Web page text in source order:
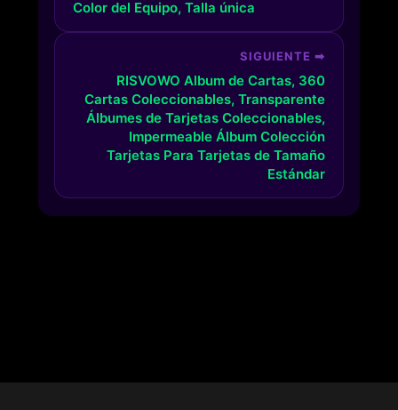
Color del Equipo, Talla única
SIGUIENTE ➡
RISVOWO Album de Cartas, 360
Cartas Coleccionables, Transparente
Álbumes de Tarjetas Coleccionables,
Impermeable Álbum Colección
Tarjetas Para Tarjetas de Tamaño
Estándar